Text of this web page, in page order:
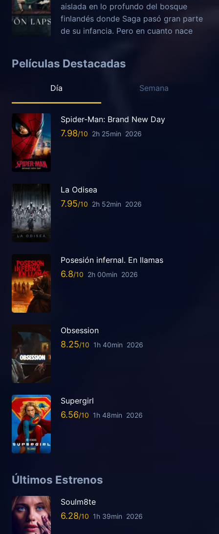
aislada en lo profundo del bosque
finlandés donde Saga pasó gran parte
de su infancia. Pero en cuanto nace
Películas Destacadas
Día Semana
Spider-Man: Brand New Day
7.98 2h 25min 2026
La Odisea
7.95 2h 52min 2026
Posesión infernal. En llamas
6.8 2h 00min 2026
Obsession
8.25 1h 40min 2026
Supergirl
6.56 1h 48min 2026
Últimos Estrenos
Soulm8te
6.28 1h 39min 2026